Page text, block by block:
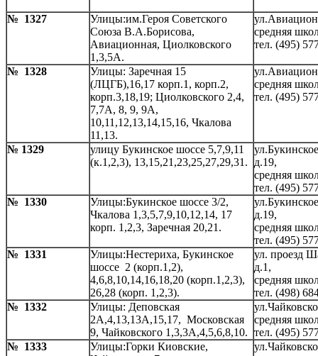
№ 1327
Улицы:им.Героя Советского
Союза В.А.Борисова,
Авиационная, Циолковского
1,3,5А.
средняя
тел. (495)
№ 1328
Улицы: Заречная 15
(ЛЦГБ),16,17 корп.1, корп.2,
корп.3,18,19; Циолковского 2,4,
7,7А, 8, 9, 9А,
10,11,12,13,14,15,16, Чкалова
11,13.
средняя
тел. (495)
№ 1329
улицу Букинское шоссе 5,7,9,11
(к.1,2,3), 13,15,21,23,25,27,29,31.
д.19,
средняя
тел. (495)
№ 1330
Улицы:Букинское шоссе 3/2,
Чкалова 1,3,5,7,9,10,12,14, 17
корп. 1,2,3, Заречная 20,21.
д.19,
средняя
тел. (495)
№ 1331
Улицы:Нестериха, Букинское
шоссе 2 (корп.1,2),
4,6,8,10,14,16,18,20 (корп.1,2,3),
26,28 (корп. 1,2,3).
ул. проезд
д.1,
средняя
тел. (498)
№ 1332
Улицы: Деповская
2А,4,13,13А,15,17, Московская
9, Чайковского 1,3,3А,4,5,6,8,10.
средняя
тел. (495)
№ 1333
Улицы:Горки Киовские,